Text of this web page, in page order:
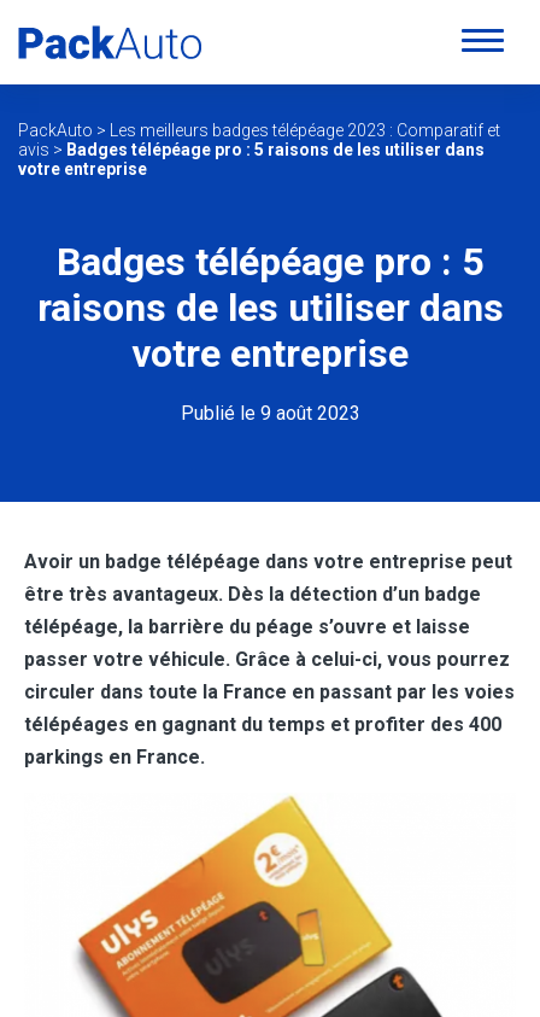
PackAuto >
Les meilleurs badges télépéage 2023 : Comparatif et
avis > Badges télépéage pro : 5 raisons de les utiliser dans
votre entreprise
Badges télépéage pro : 5
raisons de les utiliser dans
votre entreprise
Publié le 9 août 2023
Avoir un badge télépéage dans votre entreprise peut
être très avantageux. Dès la détection d’un badge
télépéage, la barrière du péage s’ouvre et laisse
passer votre véhicule. Grâce à celui-ci, vous pourrez
circuler dans toute la France en passant par les voies
télépéages en gagnant du temps et profiter des 400
parkings en France.